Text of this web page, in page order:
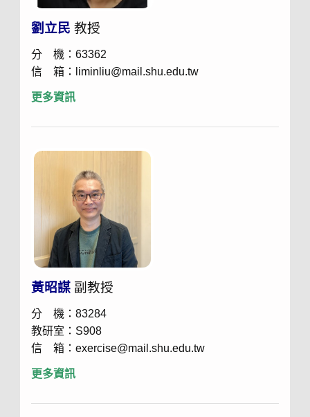
劉立民 教授
分 機：63362
信 箱：liminliu@mail.shu.edu.tw
更多資訊
黃昭謀 副教授
分 機：83284
教研室：S908
信 箱：exercise@mail.shu.edu.tw
更多資訊